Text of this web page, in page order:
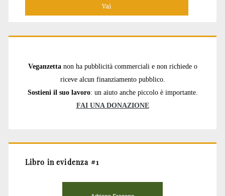
Veganzetta non ha pubblicità commerciali e non richiede o
riceve alcun finanziamento pubblico.
Sostieni il suo lavoro: un aiuto anche piccolo è importante.
FAI UNA DONAZIONE
Libro in evidenza #1